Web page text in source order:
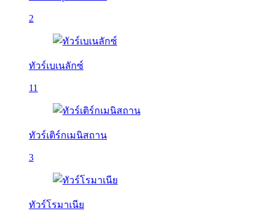
2
ทัวร์เบเนลักซ์
11
ทัวร์เติร์กเมนิสถาน
3
ทัวร์โรมาเนีย